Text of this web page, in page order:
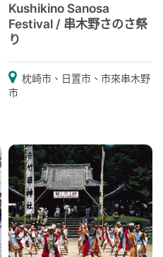
Kushikino Sanosa
Festival / 串木野さのさ祭
り
枕崎市、日置市、市來串木野
市